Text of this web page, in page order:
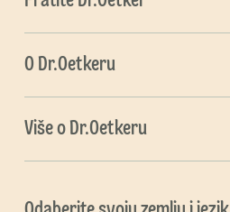
O Dr.Oetkeru
Više o Dr.Oetkeru